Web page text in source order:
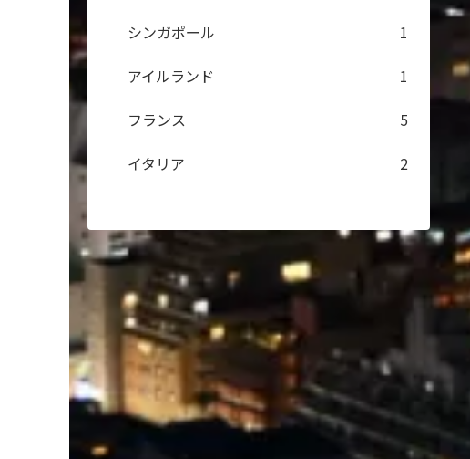
シンガポール
1
アイルランド
1
フランス
5
イタリア
2